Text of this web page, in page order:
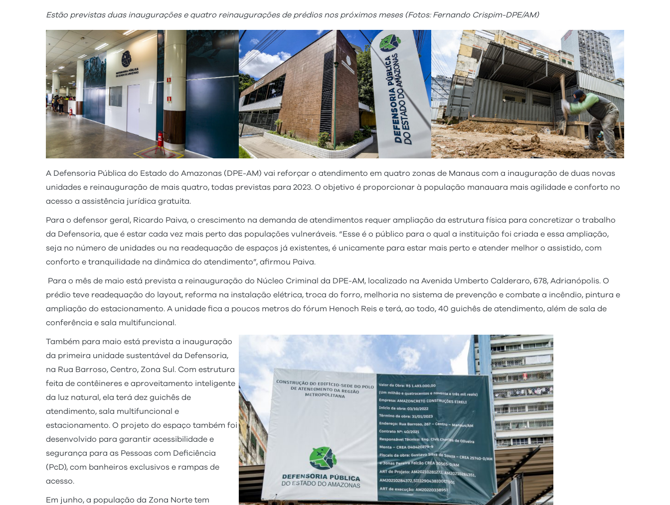
Estão previstas duas inaugurações e quatro reinaugurações de prédios nos próximos meses (Fotos: Fernando Crispim-DPE/AM)
A Defensoria Pública do Estado do Amazonas (DPE-AM) vai reforçar o atendimento em quatro zonas de Manaus com a inauguração de duas novas
unidades e reinauguração de mais quatro, todas previstas para 2023. O objetivo é proporcionar à população manauara mais agilidade e conforto no
acesso a assistência jurídica gratuita.
Para o defensor geral, Ricardo Paiva, o crescimento na demanda de atendimentos requer ampliação da estrutura física para concretizar o trabalho
da Defensoria, que é estar cada vez mais perto das populações vulneráveis. “Esse é o público para o qual a instituição foi criada e essa ampliação,
seja no número de unidades ou na readequação de espaços já existentes, é unicamente para estar mais perto e atender melhor o assistido, com
conforto e tranquilidade na dinâmica do atendimento”, afirmou Paiva.
Para o mês de maio está prevista a reinauguração do Núcleo Criminal da DPE-AM, localizado na Avenida Umberto Calderaro, 678, Adrianópolis. O
prédio teve readequação do layout, reforma na instalação elétrica, troca do forro, melhoria no sistema de prevenção e combate a incêndio, pintura e
ampliação do estacionamento. A unidade fica a poucos metros do fórum Henoch Reis e terá, ao todo, 40 guichês de atendimento, além de sala de
conferência e sala multifuncional.
Também para maio está prevista a inauguração
da primeira unidade sustentável da Defensoria,
na Rua Barroso, Centro, Zona Sul. Com estrutura
feita de contêineres e aproveitamento inteligente
da luz natural, ela terá dez guichês de
atendimento, sala multifuncional e
estacionamento. O projeto do espaço também foi
desenvolvido para garantir acessibilidade e
segurança para as Pessoas com Deficiência
(PcD), com banheiros exclusivos e rampas de
acesso.
Em junho, a população da Zona Norte tem